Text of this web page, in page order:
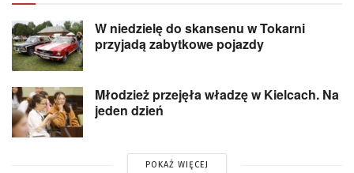
W niedzielę do skansenu w Tokarni
przyjadą zabytkowe pojazdy
Młodzież przejęła władzę w Kielcach. Na
jeden dzień
POKAŻ WIĘCEJ